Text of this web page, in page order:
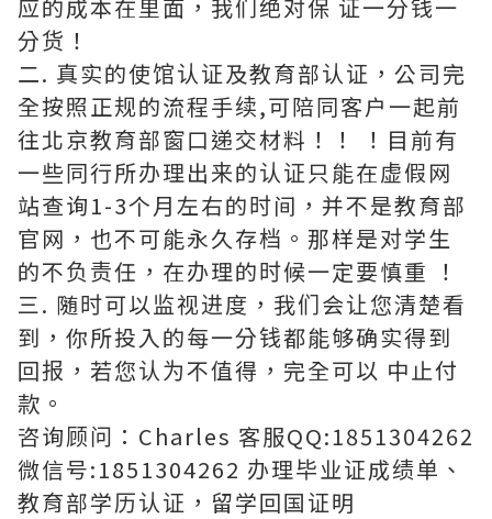
应的成本在里面，我们绝对保 证一分钱一
分货！
二. 真实的使馆认证及教育部认证，公司完
全按照正规的流程手续,可陪同客户一起前
往北京教育部窗口递交材料！！ ！目前有
一些同行所办理出来的认证只能在虚假网
站查询1-3个月左右的时间，并不是教育部
官网，也不可能永久存档。那样是对学生
的不负责任，在办理的时候一定要慎重 ！
三. 随时可以监视进度，我们会让您清楚看
到，你所投入的每一分钱都能够确实得到
回报，若您认为不值得，完全可以 中止付
款。
咨询顾问：Charles 客服QQ:1851304262
微信号:1851304262 办理毕业证成绩单、
教育部学历认证，留学回国证明